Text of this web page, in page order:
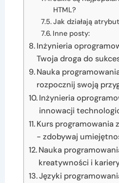
HTML?
Jak działają
Inne posty:
Inżynieria
Twoja droga do
Nauka
rozpocznij swoją
Inżynieria
innowacji
Kurs programowania
- zdobywaj
Nauka
kreatywności i
Języki